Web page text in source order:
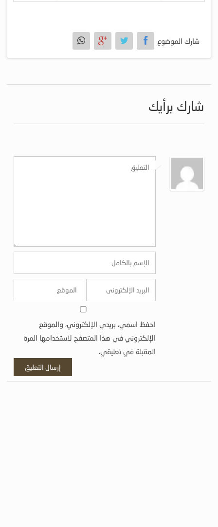
شارك الموضوع
شارك برأيك
احفظ اسمي، بريدي الإلكتروني، والموقع
الإلكتروني في هذا المتصفح لاستخدامها المرة
المقبلة في تعليقي.